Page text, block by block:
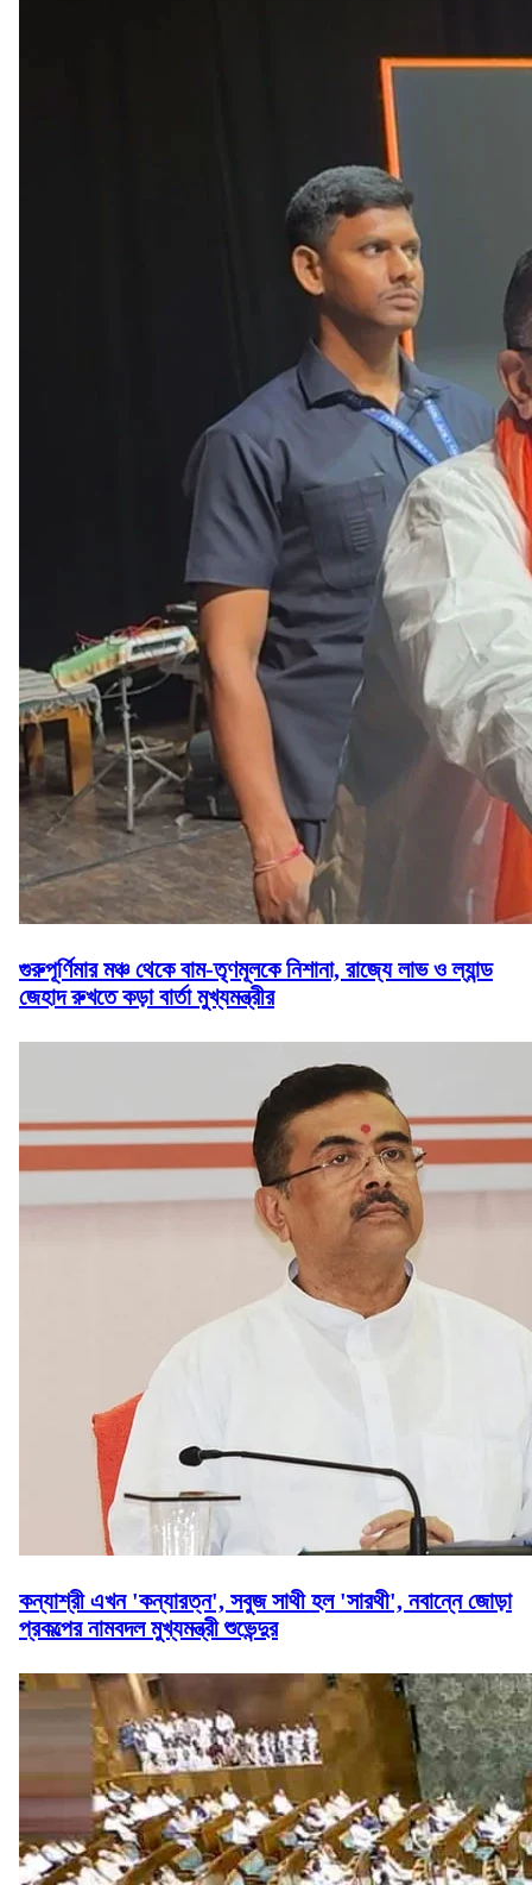
গুরুপূর্ণিমার মঞ্চ থেকে বাম-তৃণমূলকে নিশানা, রাজ্যে লাভ ও ল্যান্ড
জেহাদ রুখতে কড়া বার্তা মুখ্যমন্ত্রীর
কন্যাশ্রী এখন 'কন্যারত্ন', সবুজ সাথী হল 'সারথী', নবান্নে জোড়া
প্রকল্পের নামবদল মুখ্যমন্ত্রী শুভেন্দুর